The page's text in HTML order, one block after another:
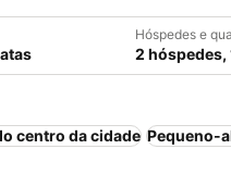
Hóspedes e
2 hóspedes,
centro da cidade Pequeno-